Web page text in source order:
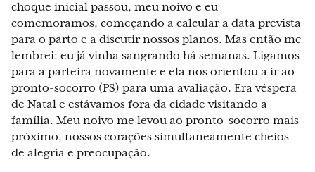
choque inicial passou, meu noivo e eu
comemoramos, começando a calcular a data prevista
para o parto e a discutir nossos planos. Mas então me
lembrei: eu já vinha sangrando há semanas. Ligamos
para a parteira novamente e ela nos orientou a ir ao
pronto-socorro (PS) para uma avaliação. Era véspera
de Natal e estávamos fora da cidade visitando a
família. Meu noivo me levou ao pronto-socorro mais
próximo, nossos corações simultaneamente cheios
de alegria e preocupação.